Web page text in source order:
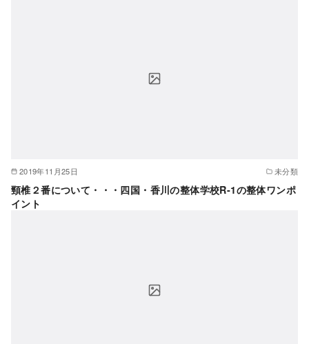
2019年11月25日 未分類
頸椎２番について・・・四国・香川の整体学校R-1の整体ワンポ
イント